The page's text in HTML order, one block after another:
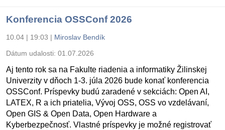
Konferencia OSSConf 2026
10.04 | 19:03 | Miroslav Bendík
Dátum udalosti: 01.07.2026
Aj tento rok sa na Fakulte riadenia a informatiky Žilinskej
Univerzity v dňoch 1-3. júla 2026 bude konať konferencia
OSSConf. Príspevky budú zaradené v sekciách: Open AI,
LATEX, R a ich priatelia, Vývoj OSS, OSS vo vzdelávaní,
Open GIS & Open Data, Open Hardware a
Kyberbezpečnosť. Vlastné príspevky je možné registrovať